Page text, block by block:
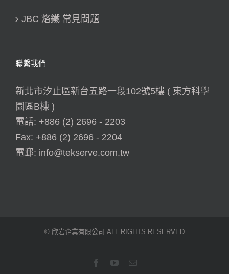
JBC 烙鐵 常見問題
聯繫我們
新北市汐止區新台五路一段102號5樓 ( 東方科學
園區B棟 )
電話: +886 (2) 2696 - 2203
Fax: +886 (2) 2696 - 2204
電郵: info@tekserve.com.tw
© 欣岩企業有限公司 ALL RIGHTS RESERVED
FacebookYouTubeEmail: